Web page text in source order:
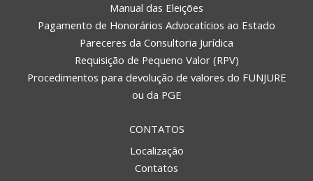
Manual das Eleições
Pagamento de Honorários Advocatícios ao Estado
Pareceres da Consultoria Jurídica
Requisição de Pequeno Valor (RPV)
Procedimentos para devolução de valores do FUNJURE
ou da PGE
CONTATOS
Localização
Contatos